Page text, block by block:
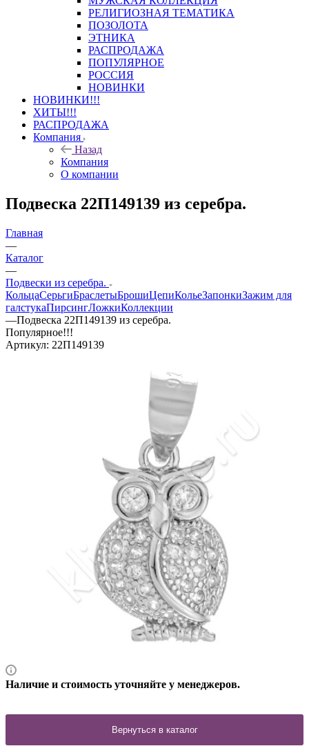
РЕЛИГИОЗНАЯ ТЕМАТИКА
ПОЗОЛОТА
ЭТНИКА
РАСПРОДАЖА
ПОПУЛЯРНОЕ
РОССИЯ
НОВИНКИ
НОВИНКИ!!!
ХИТЫ!!!
РАСПРОДАЖА
Компания
Назад
Компания
О компании
Подвеска 22П149139 из серебра.
Главная
—
Каталог
—
Подвески из серебра.
КольцаСерьгиБраслетыБрошиЦепиКольеЗапонкиЗажим для
галстукаПирсингЛожкиКоллекции
—Подвеска 22П149139 из серебра.
Популярное!!!
Артикул: 22П149139
Наличие и стоимость уточняйте у менеджеров.